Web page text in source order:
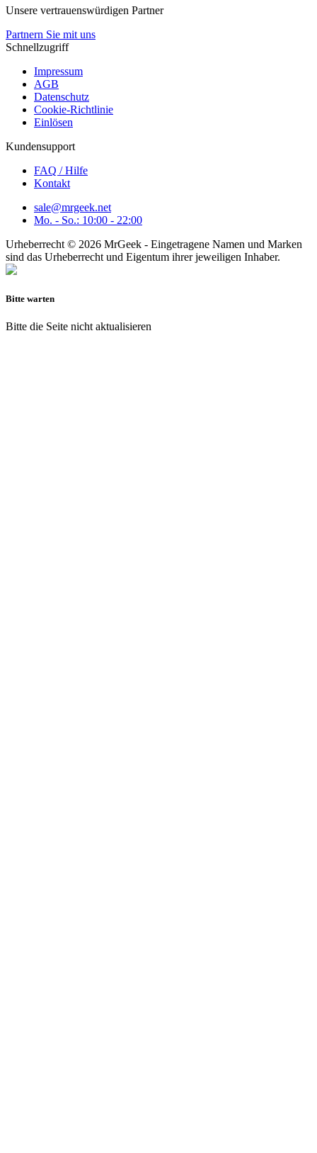
Unsere vertrauenswürdigen Partner
Partnern Sie mit uns
Schnellzugriff
Impressum
AGB
Datenschutz
Cookie-Richtlinie
Einlösen
Kundensupport
FAQ / Hilfe
Kontakt
sale@mrgeek.net
Mo. - So.: 10:00 - 22:00
Urheberrecht © 2026 MrGeek - Eingetragene Namen und Marken
sind das Urheberrecht und Eigentum ihrer jeweiligen Inhaber.
Bitte warten
Bitte die Seite nicht aktualisieren